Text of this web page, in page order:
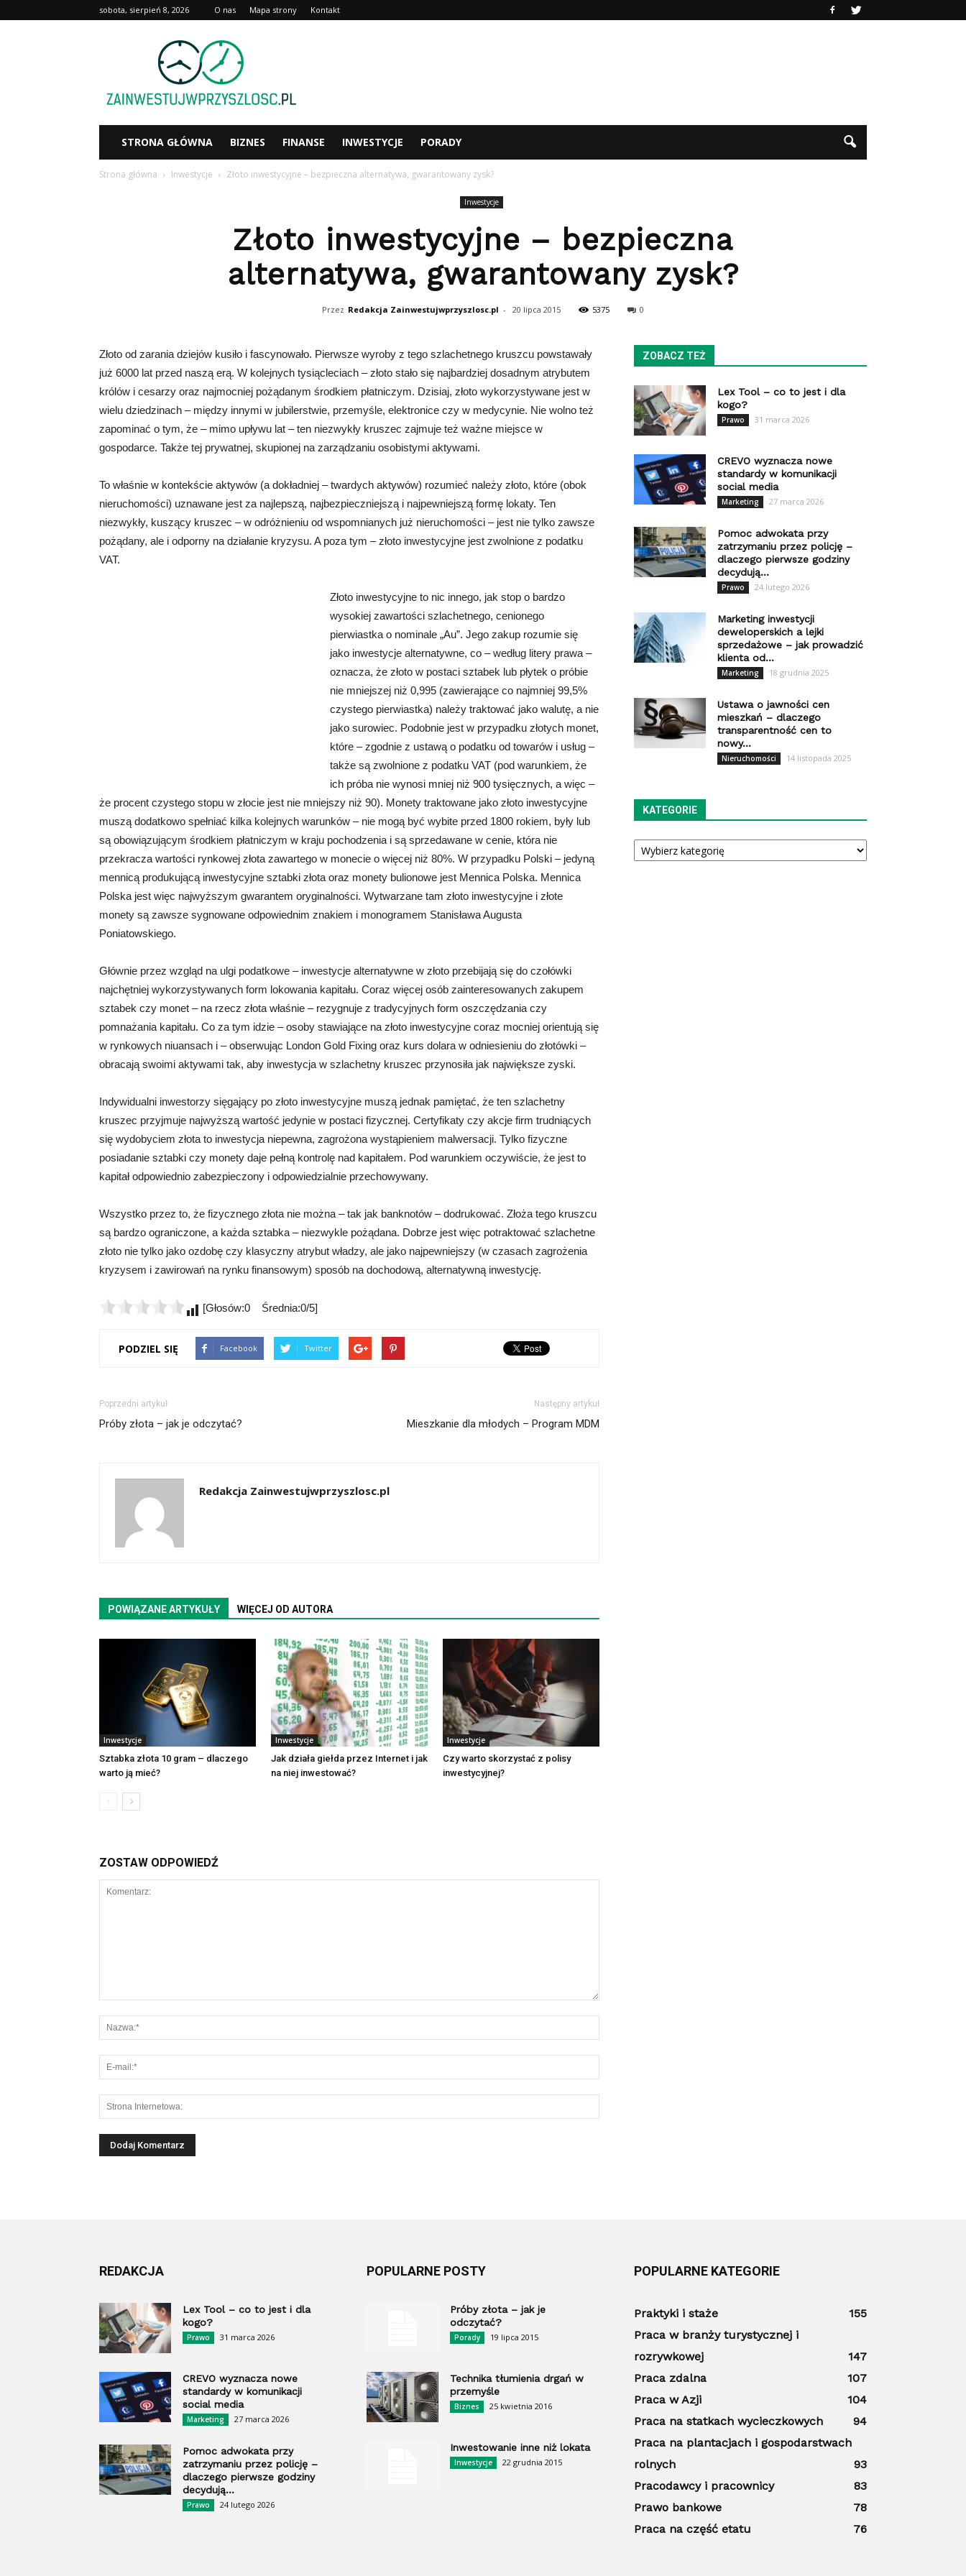
sobota, sierpień 8, 2026 O nas Mapa strony Kontakt
Zainwestujwprzyszlosc.pl
STRONA GŁÓWNA BIZNES FINANSE INWESTYCJE PORADY
Strona główna Inwestycje Złoto inwestycyjne – bezpieczna alternatywa, gwarantowany zysk?
Inwestycje
Złoto inwestycyjne – bezpieczna
alternatywa, gwarantowany zysk?
Przez Redakcja Zainwestujwprzyszlosc.pl - 20 lipca 2015 5375 0
Złoto od zarania dziejów kusiło i fascynowało. Pierwsze wyroby z tego szlachetnego kruszcu powstawały
już 6000 lat przed naszą erą. W kolejnych tysiącleciach – złoto stało się najbardziej dosadnym atrybutem
królów i cesarzy oraz najmocniej pożądanym środkiem płatniczym. Dzisiaj, złoto wykorzystywane jest w
wielu dziedzinach – między innymi w jubilerstwie, przemyśle, elektronice czy w medycynie. Nie wolno też
zapominać o tym, że – mimo upływu lat – ten niezwykły kruszec zajmuje też ważne miejsce w
gospodarce. Także tej prywatnej, skupionej na zarządzaniu osobistymi aktywami.
To właśnie w kontekście aktywów (a dokładniej – twardych aktywów) rozumieć należy złoto, które (obok
nieruchomości) uznawane jest za najlepszą, najbezpieczniejszą i najpewniejszą formę lokaty. Ten
niezwykły, kuszący kruszec – w odróżnieniu od wspomnianych już nieruchomości – jest nie tylko zawsze
pożądany, ale i odporny na działanie kryzysu. A poza tym – złoto inwestycyjne jest zwolnione z podatku
VAT.
Złoto inwestycyjne to nic innego, jak stop o bardzo
wysokiej zawartości szlachetnego, cenionego
pierwiastka o nominale „Au”. Jego zakup rozumie się
jako inwestycje alternatywne, co – według litery prawa –
oznacza, że złoto w postaci sztabek lub płytek o próbie
nie mniejszej niż 0,995 (zawierające co najmniej 99,5%
czystego pierwiastka) należy traktować jako walutę, a nie
jako surowiec. Podobnie jest w przypadku złotych monet,
które – zgodnie z ustawą o podatku od towarów i usług –
także są zwolnione z podatku VAT (pod warunkiem, że
ich próba nie wynosi mniej niż 900 tysięcznych, a więc –
że procent czystego stopu w złocie jest nie mniejszy niż 90). Monety traktowane jako złoto inwestycyjne
muszą dodatkowo spełniać kilka kolejnych warunków – nie mogą być wybite przed 1800 rokiem, były lub
są obowiązującym środkiem płatniczym w kraju pochodzenia i są sprzedawane w cenie, która nie
przekracza wartości rynkowej złota zawartego w monecie o więcej niż 80%. W przypadku Polski – jedyną
mennicą produkującą inwestycyjne sztabki złota oraz monety bulionowe jest Mennica Polska. Mennica
Polska jest więc najwyższym gwarantem oryginalności. Wytwarzane tam złoto inwestycyjne i złote
monety są zawsze sygnowane odpowiednim znakiem i monogramem Stanisława Augusta
Poniatowskiego.
Głównie przez wzgląd na ulgi podatkowe – inwestycje alternatywne w złoto przebijają się do czołówki
najchętniej wykorzystywanych form lokowania kapitału. Coraz więcej osób zainteresowanych zakupem
sztabek czy monet – na rzecz złota właśnie – rezygnuje z tradycyjnych form oszczędzania czy
pomnażania kapitału. Co za tym idzie – osoby stawiające na złoto inwestycyjne coraz mocniej orientują się
w rynkowych niuansach i – obserwując London Gold Fixing oraz kurs dolara w odniesieniu do złotówki –
obracają swoimi aktywami tak, aby inwestycja w szlachetny kruszec przynosiła jak największe zyski.
Indywidualni inwestorzy sięgający po złoto inwestycyjne muszą jednak pamiętać, że ten szlachetny
kruszec przyjmuje najwyższą wartość jedynie w postaci fizycznej. Certyfikaty czy akcje firm trudniących
się wydobyciem złota to inwestycja niepewna, zagrożona wystąpieniem malwersacji. Tylko fizyczne
posiadanie sztabki czy monety daje pełną kontrolę nad kapitałem. Pod warunkiem oczywiście, że jest to
kapitał odpowiednio zabezpieczony i odpowiedzialnie przechowywany.
Wszystko przez to, że fizycznego złota nie można – tak jak banknotów – dodrukować. Złoża tego kruszcu
są bardzo ograniczone, a każda sztabka – niezwykle pożądana. Dobrze jest więc potraktować szlachetne
złoto nie tylko jako ozdobę czy klasyczny atrybut władzy, ale jako najpewniejszy (w czasach zagrożenia
kryzysem i zawirowań na rynku finansowym) sposób na dochodową, alternatywną inwestycję.
[Głosów:0 Średnia:0/5]
PODZIEL SIĘ Facebook Twitter
Poprzedni artykuł
Próby złota – jak je odczytać?
Następny artykuł
Mieszkanie dla młodych – Program MDM
Redakcja Zainwestujwprzyszlosc.pl
POWIĄZANE ARTYKUŁY WIĘCEJ OD AUTORA
Inwestycje
Sztabka złota 10 gram – dlaczego
warto ją mieć?
Inwestycje
Jak działa giełda przez Internet i jak
na niej inwestować?
Inwestycje
Czy warto skorzystać z polisy
inwestycyjnej?
ZOSTAW ODPOWIEDŹ
ZOBACZ TEŻ
Lex Tool – co to jest i dla
kogo?
Prawo 31 marca 2026
CREVO wyznacza nowe
standardy w komunikacji
social media
Marketing 27 marca 2026
Pomoc adwokata przy
zatrzymaniu przez policję –
dlaczego pierwsze godziny
decydują...
Prawo 24 lutego 2026
Marketing inwestycji
deweloperskich a lejki
sprzedażowe – jak prowadzić
klienta od...
Marketing 18 grudnia 2025
Ustawa o jawności cen
mieszkań – dlaczego
transparentność cen to
nowy...
Nieruchomości 14 listopada 2025
KATEGORIE
Kategorie
REDAKCJA
Lex Tool – co to jest i dla
kogo?
Prawo 31 marca 2026
CREVO wyznacza nowe
standardy w komunikacji
social media
Marketing 27 marca 2026
Pomoc adwokata przy
zatrzymaniu przez policję –
dlaczego pierwsze godziny
decydują...
Prawo 24 lutego 2026
POPULARNE POSTY
Próby złota – jak je
odczytać?
Porady 19 lipca 2015
Technika tłumienia drgań w
przemyśle
Biznes 25 kwietnia 2016
Inwestowanie inne niż lokata
Inwestycje 22 grudnia 2015
POPULARNE KATEGORIE
Praktyki i staże
155
Praca w branży turystycznej i
rozrywkowej
147
Praca zdalna
107
Praca w Azji
104
Praca na statkach wycieczkowych
94
Praca na plantacjach i gospodarstwach
rolnych
93
Pracodawcy i pracownicy
83
Prawo bankowe
78
Praca na część etatu
76